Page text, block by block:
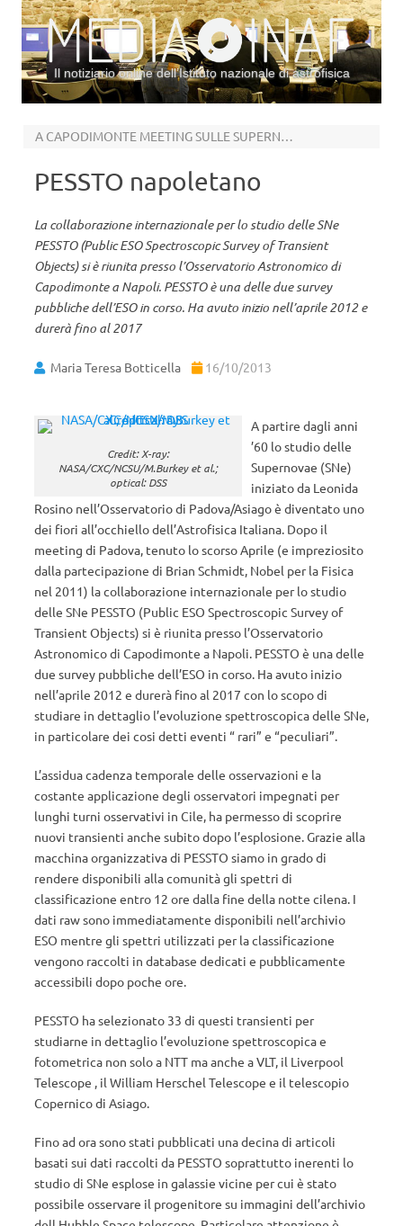
Il notiziario online dell’Istituto nazionale di astrofisica
A CAPODIMONTE MEETING SULLE SUPERNOVAE
PESSTO napoletano
La collaborazione internazionale per lo studio delle SNe
PESSTO (Public ESO Spectroscopic Survey of Transient
Objects) si è riunita presso l’Osservatorio Astronomico di
Capodimonte a Napoli. PESSTO è una delle due survey
pubbliche dell’ESO in corso. Ha avuto inizio nell’aprile 2012 e
durerà fino al 2017
Maria Teresa Botticella 16/10/2013
Credit: X-ray:
NASA/CXC/NCSU/M.Burkey et al.;
optical: DSS
A partire dagli anni
’60 lo studio delle
Supernovae (SNe)
iniziato da Leonida
Rosino nell’Osservatorio di Padova/Asiago è diventato uno
dei fiori all’occhiello dell’Astrofisica Italiana. Dopo il
meeting di Padova, tenuto lo scorso Aprile (e impreziosito
dalla partecipazione di Brian Schmidt, Nobel per la Fisica
nel 2011) la collaborazione internazionale per lo studio
delle SNe PESSTO (Public ESO Spectroscopic Survey of
Transient Objects) si è riunita presso l’Osservatorio
Astronomico di Capodimonte a Napoli. PESSTO è una delle
due survey pubbliche dell’ESO in corso. Ha avuto inizio
nell’aprile 2012 e durerà fino al 2017 con lo scopo di
studiare in dettaglio l’evoluzione spettroscopica delle SNe,
in particolare dei cosi detti eventi “ rari” e “peculiari”.
L’assidua cadenza temporale delle osservazioni e la
costante applicazione degli osservatori impegnati per
lunghi turni osservativi in Cile, ha permesso di scoprire
nuovi transienti anche subito dopo l’esplosione. Grazie alla
macchina organizzativa di PESSTO siamo in grado di
rendere disponibili alla comunità gli spettri di
classificazione entro 12 ore dalla fine della notte cilena. I
dati raw sono immediatamente disponibili nell’archivio
ESO mentre gli spettri utilizzati per la classificazione
vengono raccolti in database dedicati e pubblicamente
accessibili dopo poche ore.
PESSTO ha selezionato 33 di questi transienti per
studiarne in dettaglio l’evoluzione spettroscopica e
fotometrica non solo a NTT ma anche a VLT, il Liverpool
Telescope , il William Herschel Telescope e il telescopio
Copernico di Asiago.
Fino ad ora sono stati pubblicati una decina di articoli
basati sui dati raccolti da PESSTO soprattutto inerenti lo
studio di SNe esplose in galassie vicine per cui è stato
possibile osservare il progenitore su immagini dell’archivio